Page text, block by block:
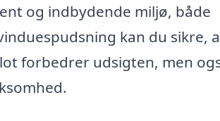
og indbydende miljø, både
kan du sikre,
forbedrer udsigten, men